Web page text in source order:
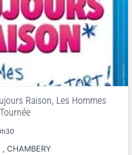
Raison, Les Hommes
, CHAMBERY